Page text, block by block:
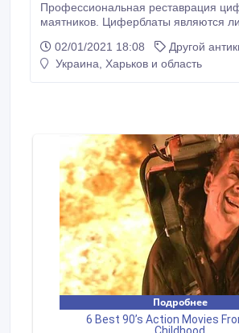
Профессиональная реставрация
маятников. Циферблаты являются
совсем приглядный вид. Это и из за
внешней среды и из за неправильной
02/01/2021 18:08
Другой
Украина, Харьков и область